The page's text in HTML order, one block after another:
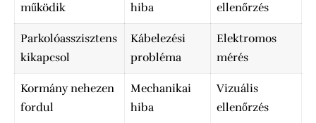
működik
hiba
ellenőrzés
Parkolóasszisztens
kikapcsol
Kábelezési
probléma
Elektromos
mérés
Kormány nehezen
fordul
Mechanikai
hiba
Vizuális
ellenőrzés